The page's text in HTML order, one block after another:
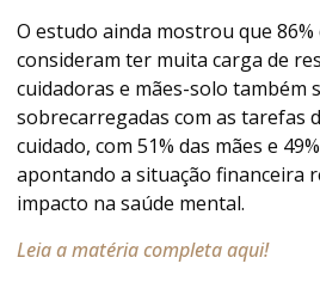
O estudo ainda mostrou que
consideram ter muita carga de
cuidadoras e mães-solo também
sobrecarregadas com as tarefas
cuidado, com 51% das mães e
apontando a situação financeira
impacto na saúde mental.
Leia a matéria completa aqui!